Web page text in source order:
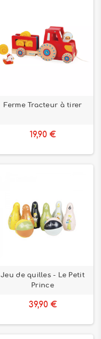
Ferme Tracteur à tirer
19,90 €
Jeu de quilles - Le Petit
Prince
39,90 €